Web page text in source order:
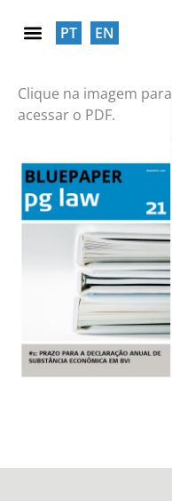
PT EN
Clique na imagem para
acessar o PDF.